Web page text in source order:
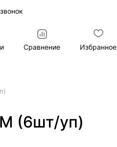
Сравнение Избранное
(6шт/уп)